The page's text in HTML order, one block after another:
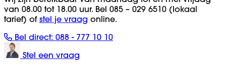
van 08.00 tot 18.00 uur. Bel 085 – 029 6510 (lokaal
tarief) of stel je vraag online.
Bel direct: 088 - 777 10 10
Stel een vraag